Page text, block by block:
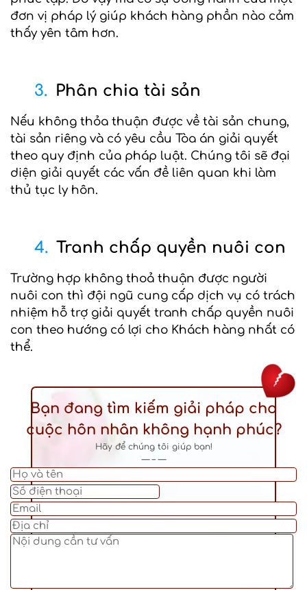
đơn vị pháp lý giúp khách hàng phần nào cảm
thấy yên tâm hơn.
3. Phân chia tài sản
Nếu không thỏa thuận được về tài sản chung,
tài sản riêng và có yêu cầu Tòa án giải quyết
theo quy định của pháp luật. Chúng tôi sẽ đại
diện giải quyết các vấn đề liên quan khi làm
thủ tục ly hôn.
4. Tranh chấp quyền nuôi con
Trường hợp không thoả thuận được người
nuôi con thì đội ngũ cung cấp dịch vụ có trách
nhiệm hỗ trợ giải quyết tranh chấp quyền nuôi
con theo hướng có lợi cho Khách hàng nhất có
thể.
Bạn đang tìm kiếm giải pháp cho
cuộc hôn nhân không hạnh phúc?
Hãy để chúng tôi giúp bạn!
— – —